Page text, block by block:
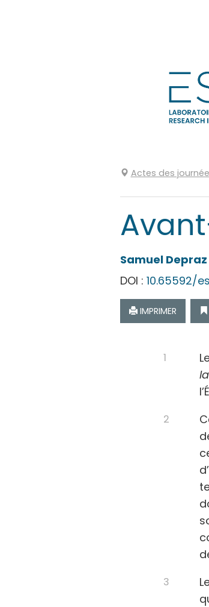
Actes des
Samuel Depraz
DOI : 10.65592/
IMPRIMER